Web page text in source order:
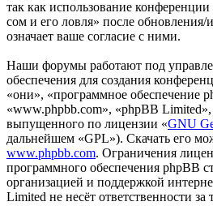
так как использование
сом и его ловля» после обновления/
означает ваше согласие с ними.
Наши форумы работают под
обеспечения для создания
«они», «программное обеспечение
«www.phpbb.com», «phpBB
выпущенного по лицензии «GNU
дальнейшем «GPL»). Скачать его
www.phpbb.com. Ограничения
программного обеспечения phpBB
организацией и поддержкой
Limited не несёт ответственности